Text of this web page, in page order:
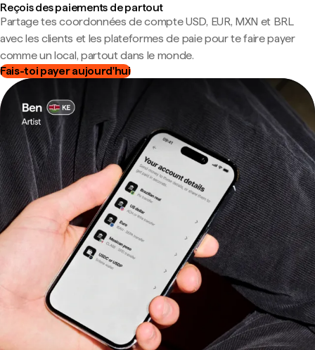
Reçois des paiements de partout
Partage tes coordonnées de compte USD, EUR, MXN et BRL
avec les clients et les plateformes de paie pour te faire payer
comme un local, partout dans le monde.
Fais-toi payer aujourd'hui